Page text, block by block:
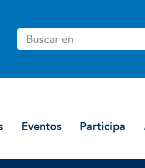
B
u
e
Eventos Participa